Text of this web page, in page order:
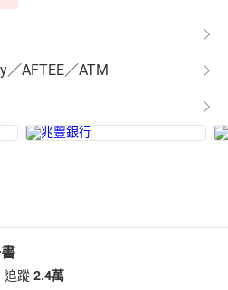
／AFTEE／ATM
追蹤 2.4萬